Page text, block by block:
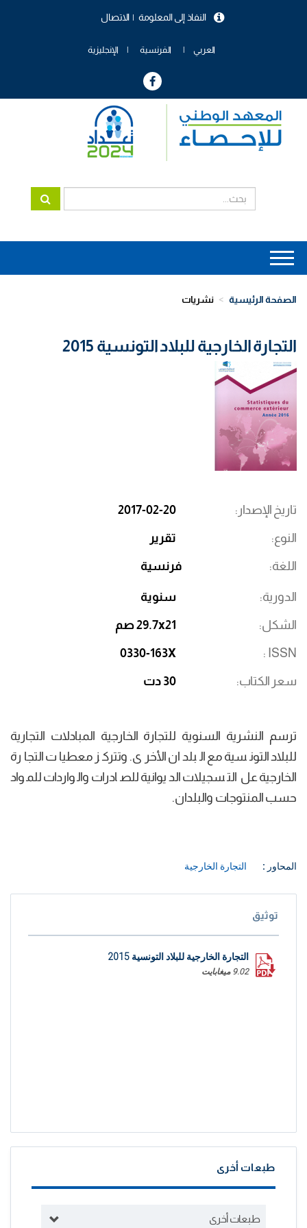
الاتصال النفاذ إلى المعلومة
العربي الفرنسية الإنجليزية
Main
navigation
الصفحة الرئيسية نشريات
التجارة الخارجية للبلاد التونسية 2015
تاريخ الإصدار 2017-02-20
النوع تقرير
اللغة فرنسية
الدورية سنوية
الشكل 29.7x21 صم
ISSN
0330-163X
سعر الكتاب 30 دت
ترسم النشرية السنوية للتجارة الخارجية المبادلات التجارية
للبلاد التونسية مع البلدان الأخرى. وتتركز معطيات التجارة
الخارجية عل التسجيلات الديوانية للصادرات والواردات للمواد
حسب المنتوجات والبلدان.
المحاور : التجارة الخارجية
توثيق
التجارة الخارجية للبلاد التونسية 2015
9.02 ميغابايت
طبعات أخرى
طبعات أخرى